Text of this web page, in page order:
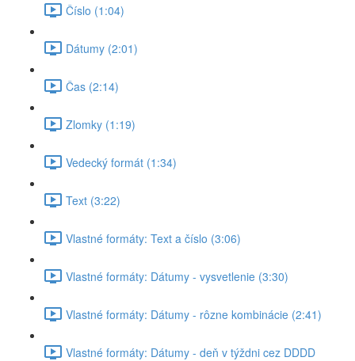
Číslo (1:04)
Dátumy (2:01)
Čas (2:14)
Zlomky (1:19)
Vedecký formát (1:34)
Text (3:22)
Vlastné formáty: Text a číslo (3:06)
Vlastné formáty: Dátumy - vysvetlenie (3:30)
Vlastné formáty: Dátumy - rôzne kombinácie (2:41)
Vlastné formáty: Dátumy - deň v týždni cez DDDD